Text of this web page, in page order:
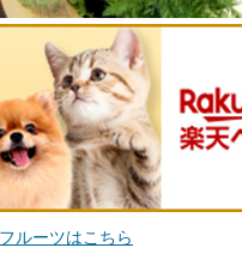
ルーツはこちら